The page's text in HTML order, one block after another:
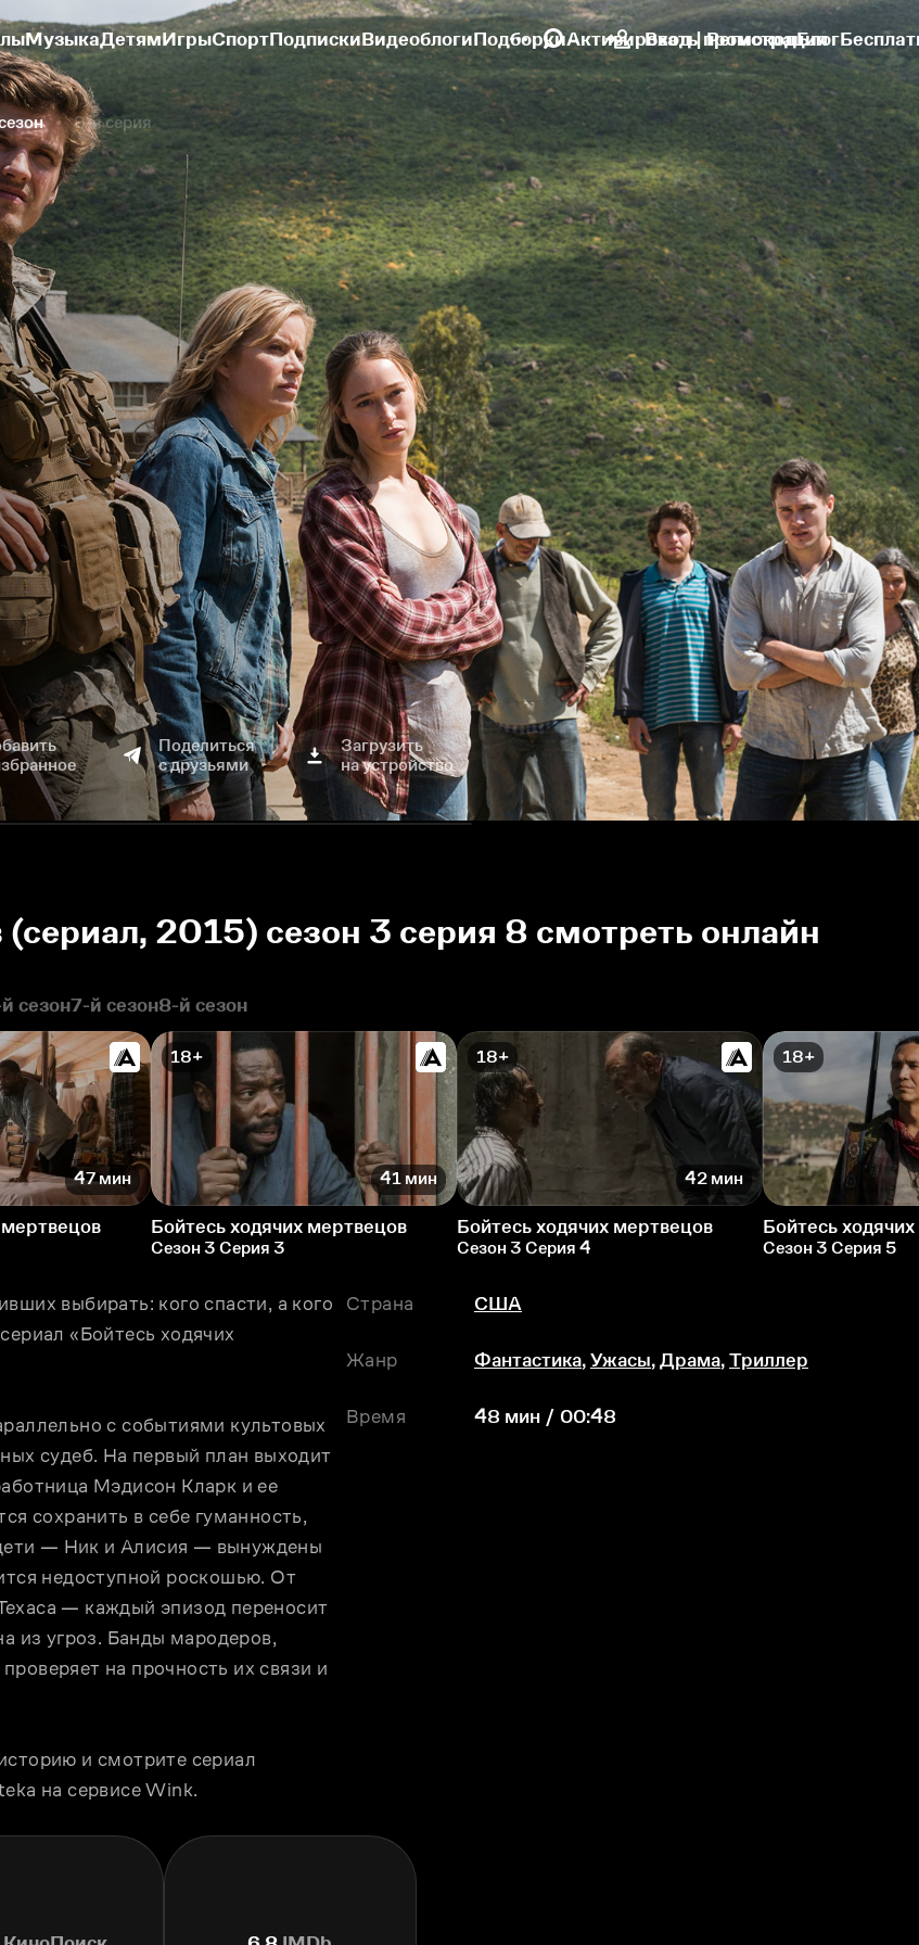
МузыкаДетямИгрыСпортПодпискиВидеоблогиПодборкиАктивировать промокодБлог
Вход | Регистрация
8-я серия
Поделиться
с друзьями
Загрузить
на устройство
2015) сезон 3 серия 8 смотреть онлайн
сезон7-й сезон8-й сезон
47 мин
18+
41 мин
Бойтесь ходячих мертвецов
Сезон 3 Серия 3
18+
42 мин
Бойтесь ходячих мертвецов
Сезон 3 Серия 4
18+
Бойтесь
Сезон 3 Серия 5
выбирать: кого спасти, а кого
«Бойтесь ходячих
с событиями культовых
судеб. На первый план выходит
Мэдисон Кларк и ее
сохранить в себе гуманность,
дети — Ник и Алисия — вынуждены
недоступной роскошью. От
— каждый эпизод переносит
из угроз. Банды мародеров,
на прочность их связи и
и смотрите сериал
на сервисе Wink.
Страна США
Жанр Фантастика, Ужасы, Драма, Триллер
Время 48 мин / 00:48